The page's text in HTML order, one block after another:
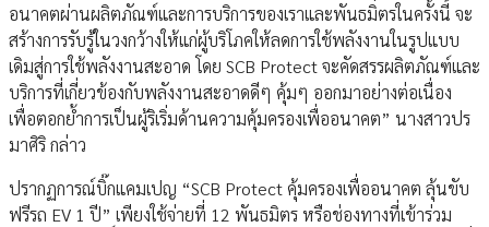
อนาคตผ่านผลิตภัณฑ์และการบริการของเราและพันธมิตรในครั้งนี้ จะ
สร้างการรับรู้ในวงกว้างให้แก่ผู้บริโภคให้ลดการใช้พลังงานในรูปแบบ
เดิมสู่การใช้พลังงานสะอาด โดย SCB Protect จะคัดสรรผลิตภัณฑ์และ
บริการที่เกี่ยวข้องกับพลังงานสะอาดดีๆ คุ้มๆ ออกมาอย่างต่อเนื่อง
เพื่อตอกย้ำการเป็นผู้ริเริ่มด้านความคุ้มครองเพื่ออนาคต” นางสาวปร
มาศิริ กล่าว
ปรากฏการณ์บิ๊กแคมเปญ “SCB Protect คุ้มครองเพื่ออนาคต ลุ้นขับ
ฟรีรถ EV 1 ปี” เพียงใช้จ่ายที่ 12 พันธมิตร หรือช่องทางที่เข้าร่วม